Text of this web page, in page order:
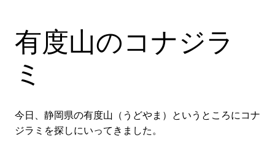
有度山のコナジラ
ミ
今日、静岡県の有度山（うどやま）というところにコナ
ジラミを探しにいってきました。